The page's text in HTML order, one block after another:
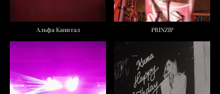
Альфа Капитал PRINZIP